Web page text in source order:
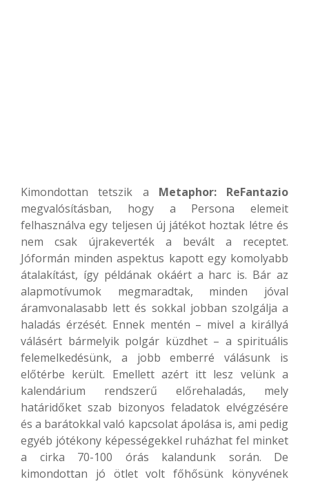
Kimondottan tetszik a Metaphor: ReFantazio
megvalósításban, hogy a Persona elemeit
felhasználva egy teljesen új játékot hoztak létre és
nem csak újrakeverték a bevált a receptet.
Jóformán minden aspektus kapott egy komolyabb
átalakítást, így példának okáért a harc is. Bár az
alapmotívumok megmaradtak, minden jóval
áramvonalasabb lett és sokkal jobban szolgálja a
haladás érzését. Ennek mentén – mivel a királlyá
válásért bármelyik polgár küzdhet – a spirituális
felemelkedésünk, a jobb emberré válásunk is
előtérbe került. Emellett azért itt lesz velünk a
kalendárium rendszerű előrehaladás, mely
határidőket szab bizonyos feladatok elvégzésére
és a barátokkal való kapcsolat ápolása is, ami pedig
egyéb jótékony képességekkel ruházhat fel minket
a cirka 70-100 órás kalandunk során. De
kimondottan jó ötlet volt főhősünk könyvének